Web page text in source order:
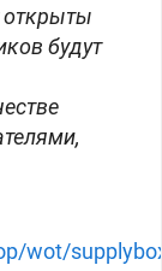
будут
wot/